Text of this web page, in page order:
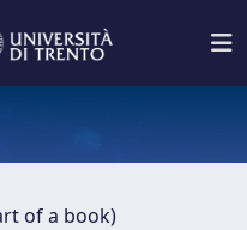
of a book)